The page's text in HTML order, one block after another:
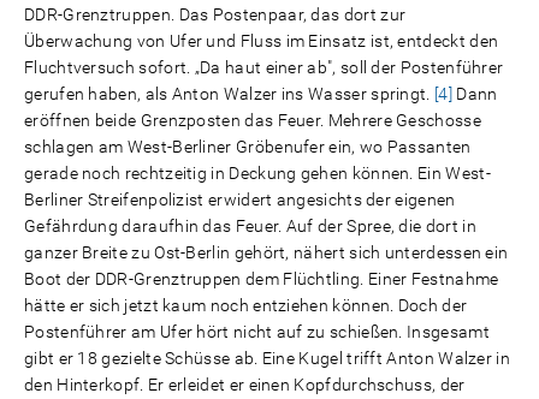
DDR-Grenztruppen. Das Postenpaar, das dort zur
Überwachung von Ufer und Fluss im Einsatz ist, entdeckt den
Fluchtversuch sofort. „Da haut einer ab", soll der Postenführer
gerufen haben, als Anton Walzer ins Wasser springt.
[4] Dann
eröffnen beide Grenzposten das Feuer. Mehrere Geschosse
schlagen am West-Berliner Gröbenufer ein, wo Passanten
gerade noch rechtzeitig in Deckung gehen können. Ein West-
Berliner Streifenpolizist erwidert angesichts der eigenen
Gefährdung daraufhin das Feuer. Auf der Spree, die dort in
ganzer Breite zu Ost-Berlin gehört, nähert sich unterdessen ein
Boot der DDR-Grenztruppen dem Flüchtling. Einer Festnahme
hätte er sich jetzt kaum noch entziehen können. Doch der
Postenführer am Ufer hört nicht auf zu schießen. Insgesamt
gibt er 18 gezielte Schüsse ab. Eine Kugel trifft Anton Walzer in
den Hinterkopf. Er erleidet er einen Kopfdurchschuss, der